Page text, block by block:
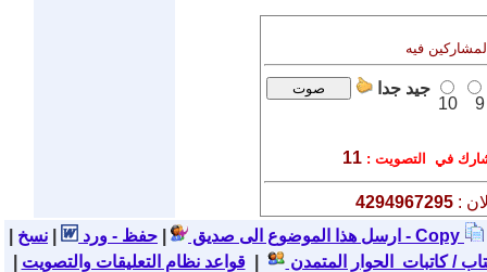
فيه
9
10
جيد جدا
في التصويت : 11
:
4294967295
ارسل هذا الموضوع الى صديق حفظ - ورد نسخ - Copy
/ كاتبات الحوار المتمدن |قواعد نظام التعليقات والتصويت